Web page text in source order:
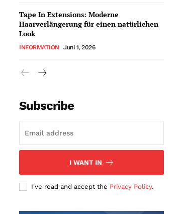
Tape In Extensions: Moderne
Haarverlängerung für einen natürlichen
Look
INFORMATION Juni 1, 2026
Subscribe
I WANT IN
I've read and accept the Privacy Policy.